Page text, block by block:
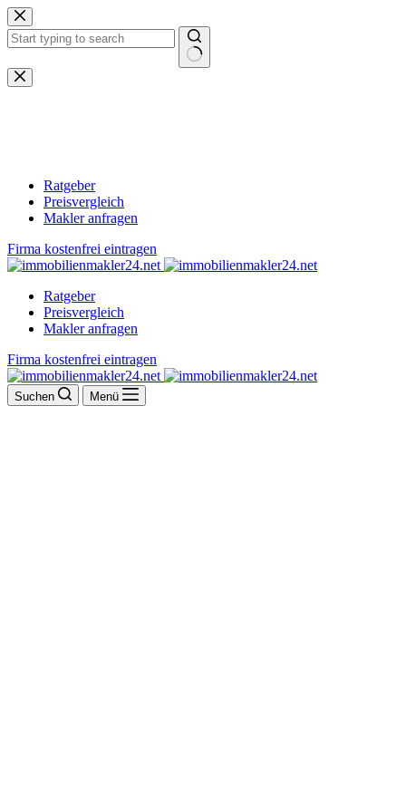
Zum
Inhalt
springen
Keine
Ergebnisse
Ratgeber
Preisvergleich
Makler anfragen
Firma kostenfrei eintragen
Ratgeber
Preisvergleich
Makler anfragen
Firma kostenfrei eintragen
Suchen Menü